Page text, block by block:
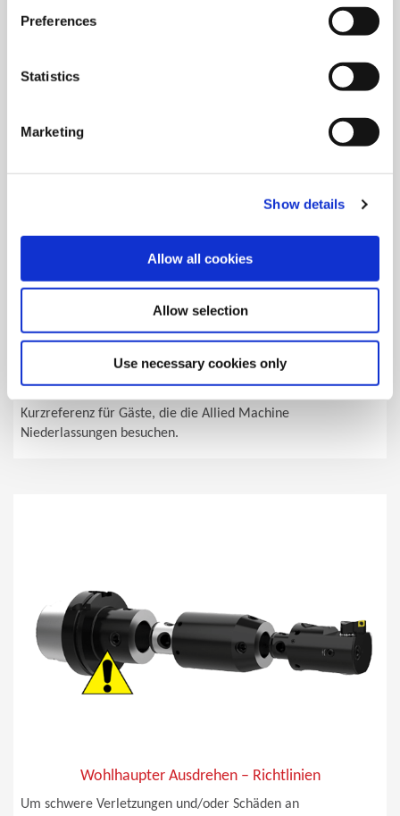
Preferences
Statistics
Marketing
Show details
Allow all cookies
Allow selection
Use necessary cookies only
Bitte beachten Sie sorgfältig alle in AMECs Produkthinweisen
Besuchersicherheit
Kurzreferenz für Gäste, die die Allied Machine
Niederlassungen besuchen.
Wohlhaupter Ausdrehen – Richtlinien
Um schwere Verletzungen und/oder Schäden an